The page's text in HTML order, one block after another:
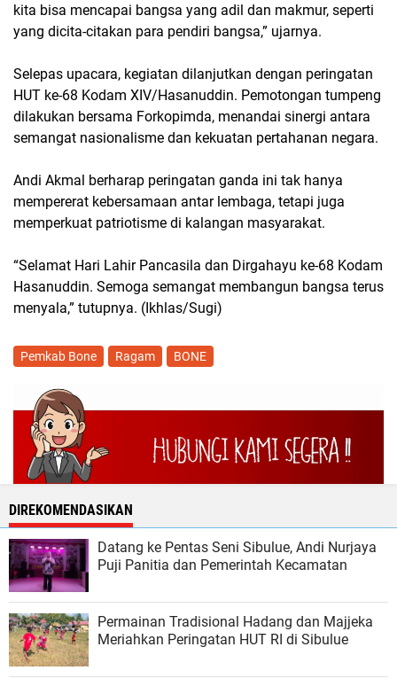
kita bisa mencapai bangsa yang adil dan makmur, seperti
yang dicita-citakan para pendiri bangsa,” ujarnya.
Selepas upacara, kegiatan dilanjutkan dengan peringatan
HUT ke-68 Kodam XIV/Hasanuddin. Pemotongan tumpeng
dilakukan bersama Forkopimda, menandai sinergi antara
semangat nasionalisme dan kekuatan pertahanan negara.
Andi Akmal berharap peringatan ganda ini tak hanya
mempererat kebersamaan antar lembaga, tetapi juga
memperkuat patriotisme di kalangan masyarakat.
“Selamat Hari Lahir Pancasila dan Dirgahayu ke-68 Kodam
Hasanuddin. Semoga semangat membangun bangsa terus
menyala,” tutupnya. (Ikhlas/Sugi)
Pemkab Bone Ragam BONE
DIREKOMENDASIKAN
Datang ke Pentas Seni Sibulue, Andi Nurjaya
Puji Panitia dan Pemerintah Kecamatan
Permainan Tradisional Hadang dan Majjeka
Meriahkan Peringatan HUT RI di Sibulue